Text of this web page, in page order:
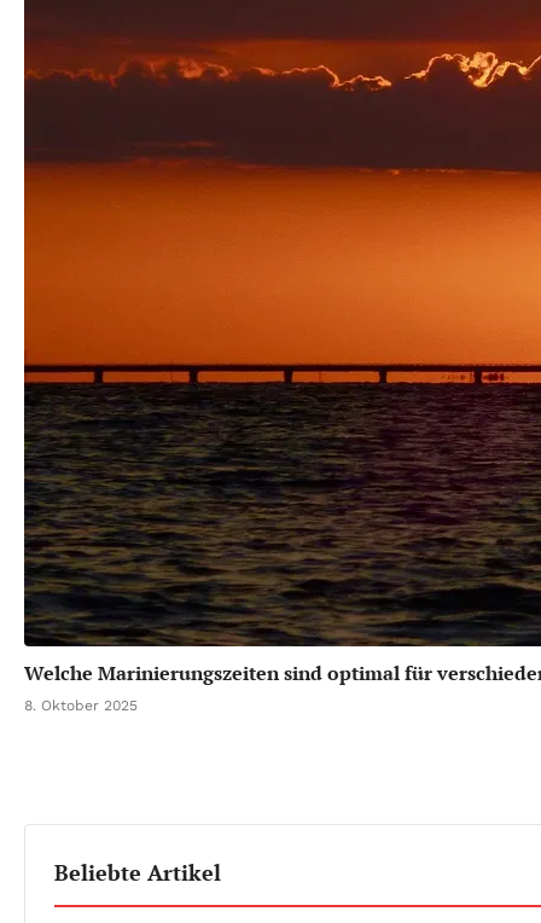
Welche Marinierungszeiten sind optimal für
8. Oktober 2025
Beliebte Artikel